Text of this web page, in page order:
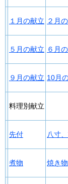
１月の献立 ２月
５月の献立 ６月
９月の献立 10月
料理別献立
先付 八寸
煮物 焼き物